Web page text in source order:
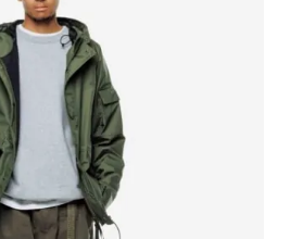
IT
#MUSIC
#OUTDOOR
HANDBOOK